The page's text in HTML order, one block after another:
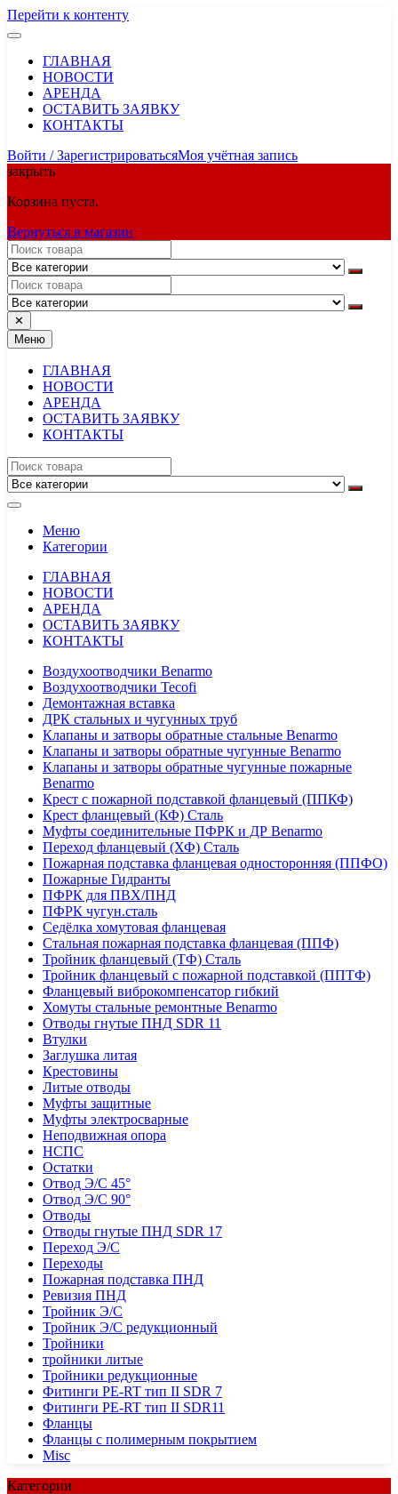
Перейти к контенту
ГЛАВНАЯ
НОВОСТИ
АРЕНДА
ОСТАВИТЬ ЗАЯВКУ
КОНТАКТЫ
Войти / ЗарегистрироватьсяМоя учётная запись
закрыть
Корзина пуста.
Вернуться в магазин
✕
Меню
ГЛАВНАЯ
НОВОСТИ
АРЕНДА
ОСТАВИТЬ ЗАЯВКУ
КОНТАКТЫ
Меню
Категории
ГЛАВНАЯ
НОВОСТИ
АРЕНДА
ОСТАВИТЬ ЗАЯВКУ
КОНТАКТЫ
Воздухоотводчики Benarmo
Воздухоотводчики Tecofi
Демонтажная вставка
ДРК стальных и чугунных труб
Клапаны и затворы обратные стальные Benarmo
Клапаны и затворы обратные чугунные Benarmo
Клапаны и затворы обратные чугунные пожарные
Benarmo
Крест с пожарной подставкой фланцевый (ППКФ)
Крест фланцевый (КФ) Сталь
Муфты соединительные ПФРК и ДР Benarmo
Переход фланцевый (ХФ) Сталь
Пожарная подставка фланцевая односторонняя (ППФО)
Пожарные Гидранты
ПФРК для ПВХ/ПНД
ПФРК чугун.сталь
Седёлка хомутовая фланцевая
Стальная пожарная подставка фланцевая (ППФ)
Тройник фланцевый (ТФ) Сталь
Тройник фланцевый с пожарной подставкой (ППТФ)
Фланцевый виброкомпенсатор гибкий
Хомуты стальные ремонтные Benarmo
Отводы гнутые ПНД SDR 11
Втулки
Заглушка литая
Крестовины
Литые отводы
Муфты защитные
Муфты электросварные
Неподвижная опора
НСПС
Остатки
Отвод Э/С 45°
Отвод Э/С 90°
Отводы
Отводы гнутые ПНД SDR 17
Переход Э/С
Переходы
Пожарная подставка ПНД
Ревизия ПНД
Тройник Э/С
Тройник Э/С редукционный
Тройники
тройники литые
Тройники редукционные
Фитинги PE-RT тип II SDR 7
Фитинги PE-RT тип II SDR11
Фланцы
Фланцы с полимерным покрытием
Misc
Категории